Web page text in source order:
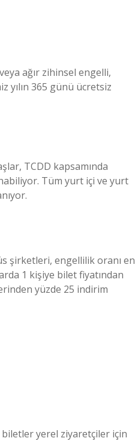
ağır zihinsel engelli,
yılın 365 günü ücretsiz
TCDD kapsamında
Tüm yurt içi ve yurt
şirketleri, engellilik oranı en
1 kişiye bilet fiyatından
yüzde 25 indirim
yerel ziyaretçiler için